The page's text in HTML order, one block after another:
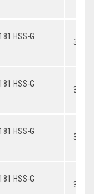
HSS-G
HSS-G
HSS-G
HSS-G